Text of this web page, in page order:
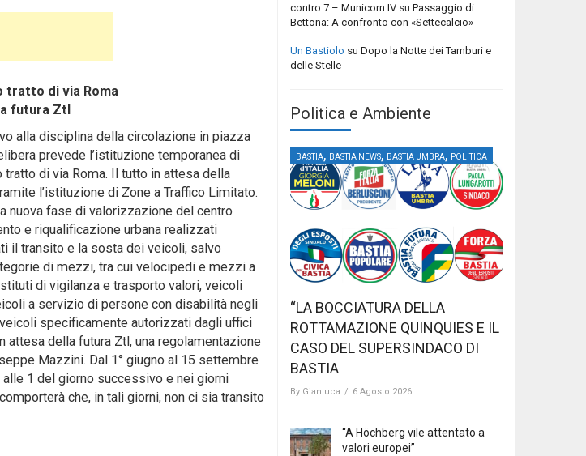
tratto di via Roma
futura Ztl
alla disciplina della circolazione in piazza
prevede l’istituzione temporanea di
tratto di via Roma. Il tutto in attesa della
l’istituzione di Zone a Traffico Limitato.
nuova fase di valorizzazione del centro
e riqualificazione urbana realizzati
il transito e la sosta dei veicoli, salvo
di mezzi, tra cui velocipedi e mezzi a
di vigilanza e trasporto valori, veicoli
a servizio di persone con disabilità negli
specificamente autorizzati dagli uffici
della futura Ztl, una regolamentazione
Mazzini. Dal 1° giugno al 15 settembre
1 del giorno successivo e nei giorni
che, in tali giorni, non ci sia transito
contro 7 – Municorn IV su Passaggio di
Bettona: A confronto con «Settecalcio»
Un Bastiolo su Dopo la Notte dei Tamburi e
delle Stelle
Politica e Ambiente
BASTIA, BASTIA NEWS, BASTIA UMBRA, POLITICA
“LA BOCCIATURA DELLA
ROTTAMAZIONE QUINQUIES E IL
CASO DEL SUPERSINDACO DI
BASTIA
By Gianluca / 6 Agosto 2026
“A Höchberg vile attentato a
valori europei”